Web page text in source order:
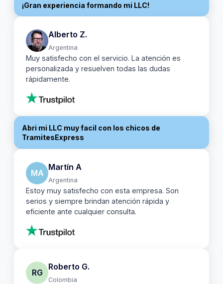
¡Gran experiencia formando mi LLC!
Alberto Z.
Argentina
Muy satisfecho con el servicio. La atención es
personalizada y resuelven todas las dudas
rápidamente.
Abri mi LLC muy facil con los chicos de
TramitesExpress
MA
Martín A
Argentina
Estoy muy satisfecho con esta empresa. Son
serios y siempre brindan atención rápida y
eficiente ante cualquier consulta.
RG
Roberto G.
Colombia